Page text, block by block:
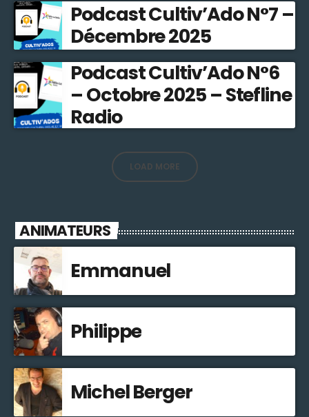
Podcast Cultiv’Ado N°7 –
Décembre 2025
Podcast Cultiv’Ado N°6
– Octobre 2025 – Stefline
Radio
LOAD MORE
ANIMATEURS
Emmanuel
Philippe
Michel Berger